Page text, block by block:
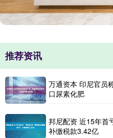
推荐资讯
万通资本 印尼官员
口尿素化肥
邦尼配资 近15年首
补缴税款3.42亿